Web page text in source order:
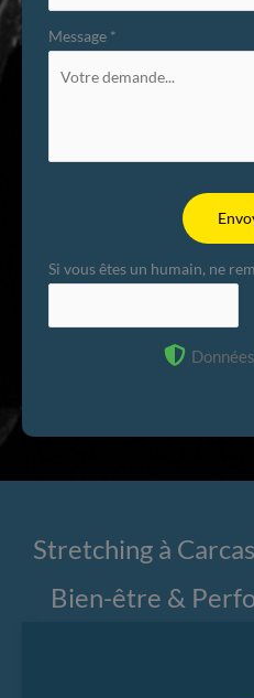
Message *
Si vous êtes un humain, ne
Stretching à
Bien-être &